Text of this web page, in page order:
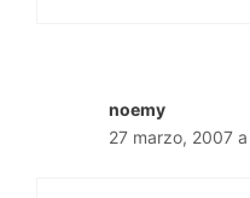
noemy
27 marzo, 2007